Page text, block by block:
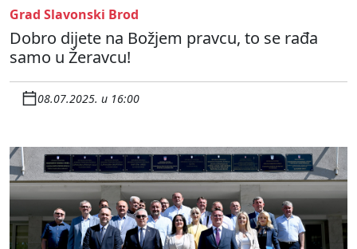
Grad Slavonski Brod
Dobro dijete na Božjem pravcu, to se rađa
samo u Žeravcu!
08.07.2025. u 16:00